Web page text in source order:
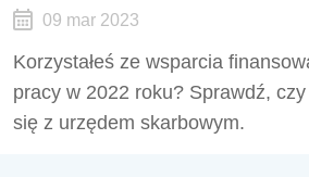
09 mar 2023
Korzystałeś ze wsparcia
pracy w 2022 roku? Sprawdź,
się z urzędem skarbowym.